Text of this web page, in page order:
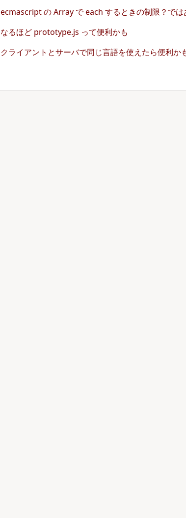
ecmascript の Array で each するときの制限？では
なるほど prototype.js って便利かも
クライアントとサーバで同じ言語を使えたら便利か